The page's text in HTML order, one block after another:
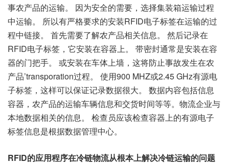
事农产品的运输。 因为安全的需要，选择集装箱运输过程
中运输。 所以有严格要求的安装RFID电子标签在运输的过
程中链接。 首先需要了解农产品相关信息。 然后记录在
RFID电子标签，它安装在容器上。 带密封通常是安装在容
器的门把手。 或安装在车体上墙，这将防止事故发生在农
产品’transporation过程。 使用900 MHZ或2.45 GHz有源电
子标签，这样可以保证记录数据很大。 数据内容包括信息
容器，农产品的运输车辆信息和交货时间等等。物流企业与
本地数据相关的信息。 检查员应该检查容器上的有源电子
标签信息是根据数据管理中心。
RFID的应用程序在冷链物流从根本上解决冷链运输的问题